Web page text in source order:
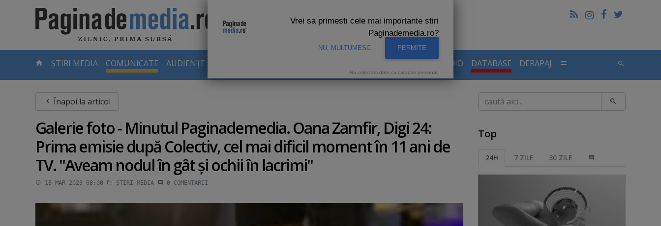
ȘTIRI MEDIA COMUNICATE AUDIENȚE TV AUDIENTE RADIO DATABASE DERAPAJ
Înapoi la articol
Galerie foto - Minutul Paginademedia. Oana Zamfir, Digi 24:
Prima emisie după Colectiv, cel mai dificil moment în 11 ani de
TV. "Aveam nodul în gât şi ochii în lacrimi"
18 MAR 2023 08:00 ȘTIRI MEDIA 0 COMENTARII
Caută
Top
24H 7 ZILE 30 ZILE
Vrei sa primesti cele mai importante stiri
Paginademedia.ro?
NU, MULTUMESC PERMITE
Nu colectam date cu caracter personal.